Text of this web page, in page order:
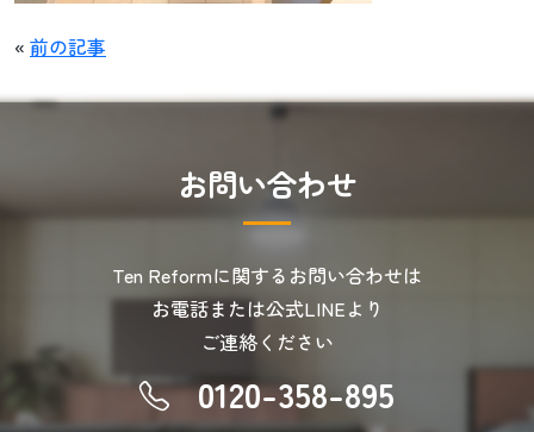
« 前の記事
お問い合わせ
Ten Reformに関するお問い合わせは
お電話または公式LINEより
ご連絡ください
0120-358-895